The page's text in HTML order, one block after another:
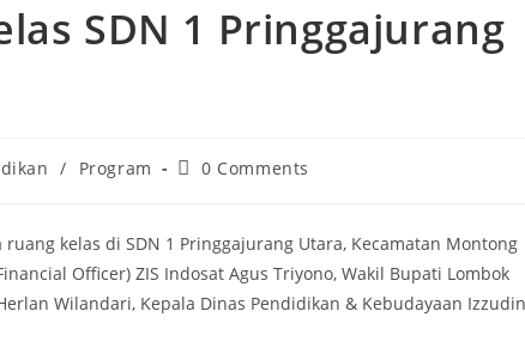
SDN 1 Pringgajurang
/ Program 0 Comments
kelas di SDN 1 Pringgajurang Utara, Kecamatan Montong
Officer) ZIS Indosat Agus Triyono, Wakil Bupati Lombok
Wilandari, Kepala Dinas Pendidikan & Kebudayaan Izzudin